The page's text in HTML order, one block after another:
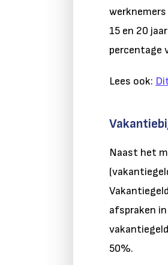
15 en 20
percentage
Lees ook:
Naast het
afspraken
50%.